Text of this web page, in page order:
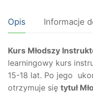
-
Survival
wiek
15-
18
lat
Opis Informacje
Kurs Młodszy
learningowy kurs
15-18 lat. Po jego
otrzymuje się tytuł